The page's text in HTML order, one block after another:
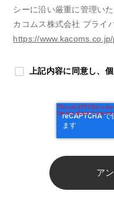
シーに沿い厳重に管理いた
カコムス株式会社 プライ
https://
上記内容に同意し、